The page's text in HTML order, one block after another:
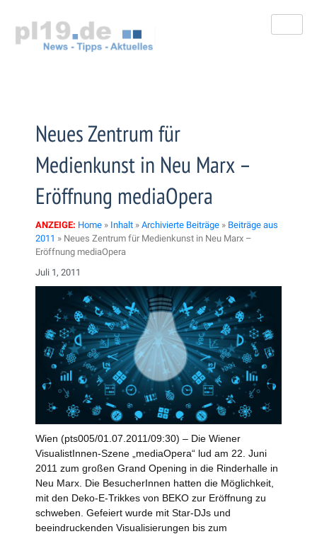
springen
Neues Zentrum für
Medienkunst in Neu Marx –
Eröffnung mediaOpera
ANZEIGE: Home » Inhalt » Archivierte Beiträge » Beiträge aus
2011 » Neues Zentrum für Medienkunst in Neu Marx –
Eröffnung mediaOpera
Juli 1, 2011
Wien (pts005/01.07.2011/09:30) – Die Wiener
VisualistInnen-Szene „mediaOpera“ lud am 22. Juni
2011 zum großen Grand Opening in die Rinderhalle in
Neu Marx. Die BesucherInnen hatten die Möglichkeit,
mit den Deko-E-Trikkes von BEKO zur Eröffnung zu
schweben. Gefeiert wurde mit Star-DJs und
beeindruckenden Visualisierungen bis zum